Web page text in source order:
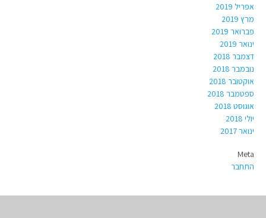
אפריל 2019
מרץ 2019
פברואר 2019
ינואר 2019
דצמבר 2018
נובמבר 2018
אוקטובר 2018
ספטמבר 2018
אוגוסט 2018
יולי 2018
ינואר 2017
Meta
התחבר